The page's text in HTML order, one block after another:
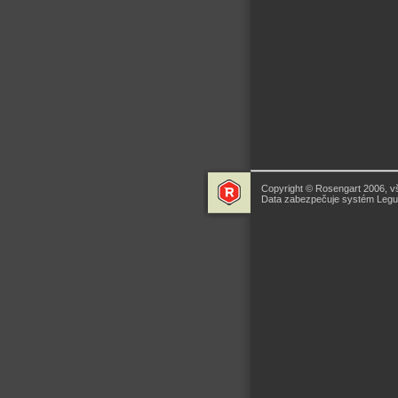
Copyright © Rosengart 2006,
Data zabezpečuje systém